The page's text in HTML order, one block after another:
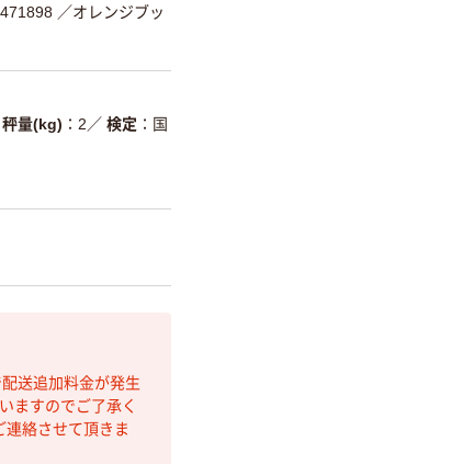
／オレンジブッ
秤量(kg) 2 ／ 検定
国
配送追加料金が発生
ますのでご了承く
連絡させて頂きま